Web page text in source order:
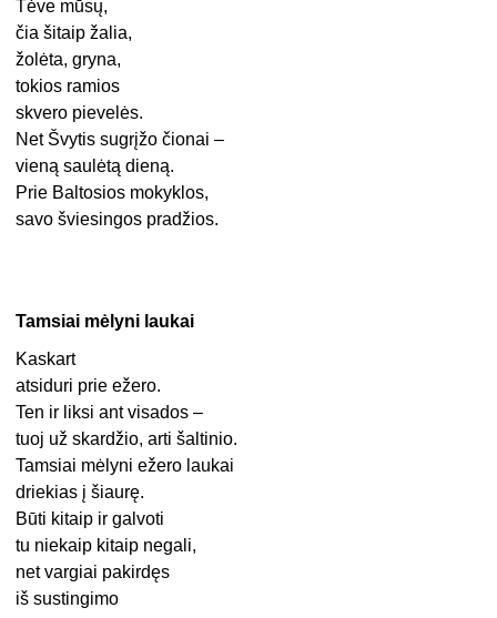
Tėve mūsų,
čia šitaip žalia,
žolėta, gryna,
tokios ramios
skvero pievelės.
Net Švytis sugrįžo čionai –
vieną saulėtą dieną.
Prie Baltosios mokyklos,
savo šviesingos pradžios.
Tamsiai mėlyni laukai
Kaskart
atsiduri prie ežero.
Ten ir liksi ant visados –
tuoj už skardžio, arti šaltinio.
Tamsiai mėlyni ežero laukai
driekias į šiaurę.
Būti kitaip ir galvoti
tu niekaip kitaip negali,
net vargiai pakirdęs
iš sustingimo